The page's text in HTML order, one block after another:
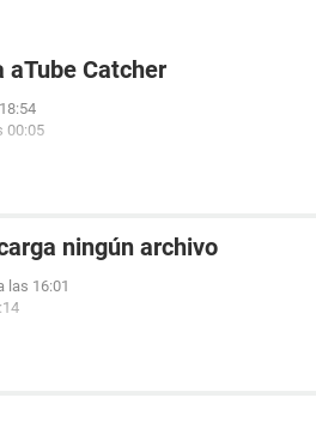
aTube Catcher
00:05
ningún archivo
las 16:01